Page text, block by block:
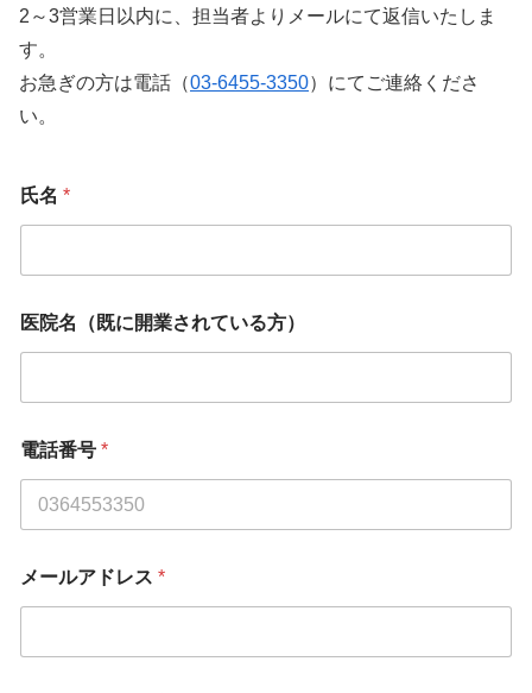
2～3営業日以内に、担当者よりメールにて返信いたしま
す。
お急ぎの方は電話（03-6455-3350）にてご連絡くださ
い。
氏名 *
医院名（既に開業されている方）
電話番号 *
メールアドレス *